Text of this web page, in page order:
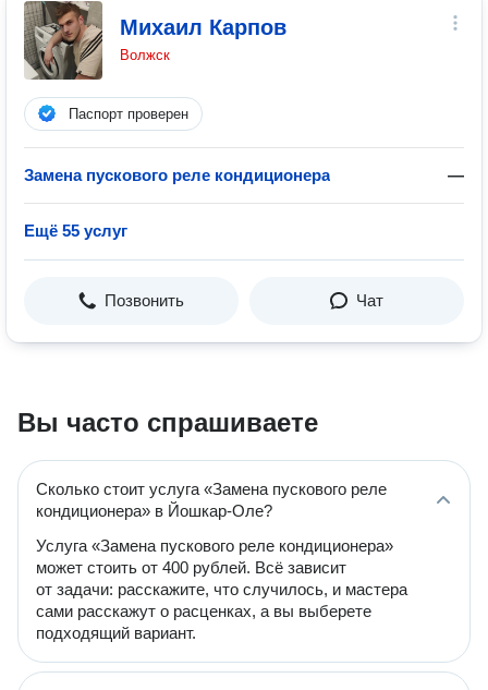
Михаил Карпов
Волжск
Паспорт проверен
Замена пускового реле кондиционера —
Ещё 55 услуг
Позвонить Чат
Вы часто спрашиваете
Сколько стоит услуга «Замена пускового реле
кондиционера» в Йошкар-Оле?
Услуга «Замена пускового реле кондиционера»
может стоить от 400 рублей. Всё зависит
от задачи: расскажите, что случилось, и мастера
сами расскажут о расценках, а вы выберете
подходящий вариант.